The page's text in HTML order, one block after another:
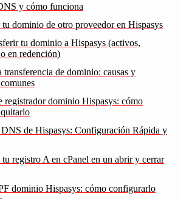
y cómo funciona
tu dominio de otro proveedor en Hispasys
tu dominio a Hispasys (activos,
en redención)
transferencia de dominio: causas y
registrador dominio Hispasys: cómo
DNS de Hispasys: Configuración Rápida y
tu registro A en cPanel en un abrir y cerrar
dominio Hispasys: cómo configurarlo